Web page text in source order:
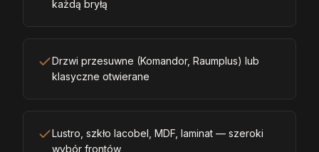
każdą bryłą
Drzwi przesuwne (Komandor, Raumplus) lub
klasyczne otwierane
Lustro, szkło lacobel, MDF, laminat — szeroki
wybór frontów